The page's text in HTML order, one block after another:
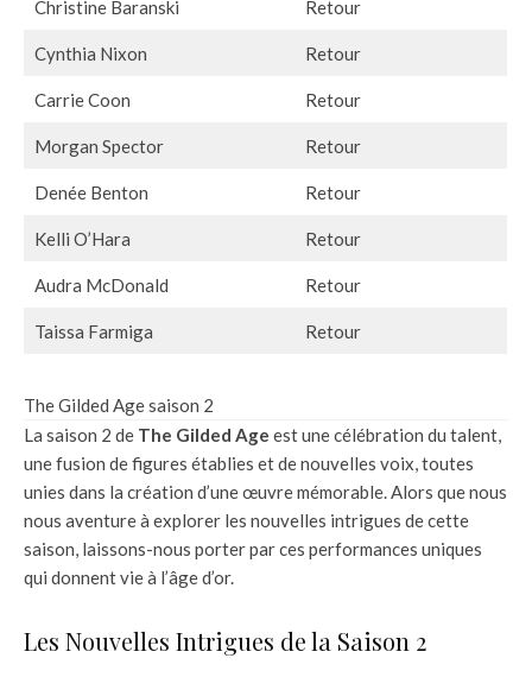
Christine Baranski Retour
Cynthia Nixon Retour
Carrie Coon Retour
Morgan Spector Retour
Denée Benton Retour
Kelli O’Hara Retour
Audra McDonald Retour
Taissa Farmiga Retour
The Gilded Age saison 2
La saison 2 de The Gilded Age est une célébration du talent,
une fusion de figures établies et de nouvelles voix, toutes
unies dans la création d’une œuvre mémorable. Alors que nous
nous aventure à explorer les nouvelles intrigues de cette
saison, laissons-nous porter par ces performances uniques
qui donnent vie à l’âge d’or.
Les Nouvelles Intrigues de la Saison 2